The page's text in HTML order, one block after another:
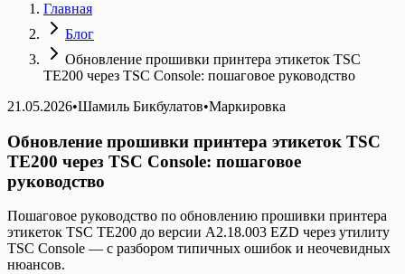
Главная
Блог
Обновление прошивки принтера этикеток TSC
TE200 через TSC Console: пошаговое руководство
21.05.2026•Шамиль Бикбулатов•Маркировка
Обновление прошивки принтера этикеток TSC
TE200 через TSC Console: пошаговое
руководство
Пошаговое руководство по обновлению прошивки принтера
этикеток TSC TE200 до версии A2.18.003 EZD через утилиту
TSC Console — с разбором типичных ошибок и неочевидных
нюансов.